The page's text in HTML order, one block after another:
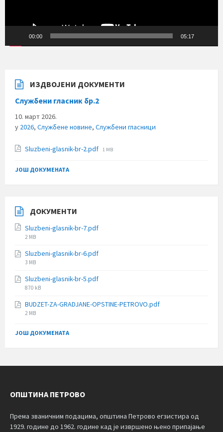
00:00 05:17
ИЗДВОЈЕНИ ДОКУМЕНТИ
Службени гласник бр.2
10. март 2026.
у 2026, Службене новине, Службени гласници
Sluzbeni-glasnik-br-2.pdf File
1 MB
ЈОШ ДОКУМЕНАТА
ДОКУМЕНТИ
Sluzbeni-glasnik-br-7.pdf
File
2 MB
Sluzbeni-glasnik-br-6.pdf
File
3 MB
Sluzbeni-glasnik-br-5.pdf
File
870 kB
BUDZET-ZA-GRADJANE-OPSTINE-PETROVO.pdf
File
2 MB
ЈОШ ДОКУМЕНАТА
ОПШТИНА ПЕТРОВО
Према званичним подацима, општина Петрово егзистира од
1929. године до 1962. године кад је извршено њено припајање